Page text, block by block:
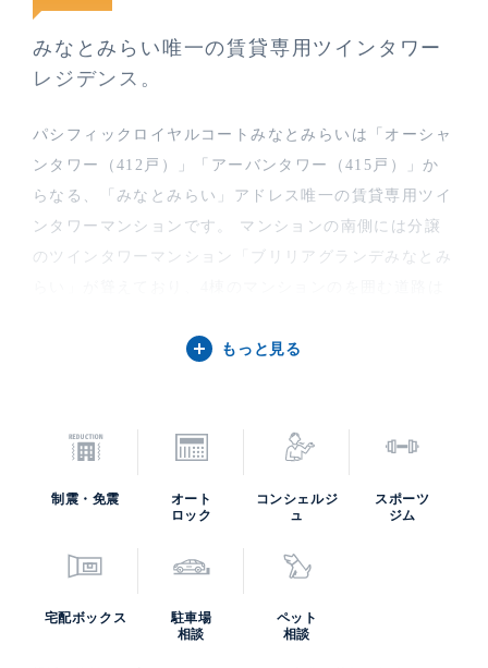
みなとみらい唯一の賃貸専用ツインタワー
レジデンス。
パシフィックロイヤルコートみなとみらいは「オーシャ
ンタワー（412戸）」「アーバンタワー（415戸）」か
らなる、「みなとみらい」アドレス唯一の賃貸専用ツイ
ンタワーマンションです。 マンションの南側には分譲
のツインタワーマンション「ブリリアグランデみなとみ
備された都市環境となっております。陽光と潮風に癒さ
もっと見る
制震・免震
オート
ロック
コンシェルジ
ュ
スポーツ
ジム
宅配ボックス
駐車場
相談
ペット
相談